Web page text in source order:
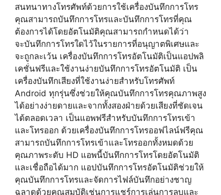
สนทนาทางโทรศัพท์ด้วยการใช้เครื่องบันทึกการโทร
คุณสามารถบันทึกการโทรและบันทึกการโทรที่คุณ
ต้องการได้โดยอัตโนมัติคุณสามารถกำหนดได้ว่า
จะบันทึกการโทรใดไว้ในรายการที่อนุญาตพิเศษและ
จะถูกละเว้น เครื่องบันทึกการโทรอัตโนมัติเป็นแอปพลิ
เคชั่นฟรีและใช้งานง่ายบันทึกการโทรอัตโนมัติ เป็น
เครื่องบันทึกเสียงที่ใช้งานง่ายสำหรับโทรศัพท์
Android ทุกรุ่นซึ่งช่วยให้คุณบันทึกการโทรคุณภาพสูง
ได้อย่างง่ายดายและจากทั้งสองฝ่ายด้วยเสียงที่ชัดเจน
ได้ตลอดเวลา เป็นแอพฟรีสำหรับบันทึกการโทรเข้า
และโทรออก ด้วยเครื่องบันทึกการโทรออฟไลน์ฟรีคุณ
สามารถบันทึกการโทรเข้าและโทรออกทั้งหมดด้วย
คุณภาพระดับ HD แอพนี้บันทึกการโทรโดยอัตโนมัติ
และเชื่อถือได้มาก แอปบันทึกการโทรอัตโนมัติช่วยให้
คุณบันทึกการโทรและจัดการไฟล์บันทึกอย่างชาญ
ฉลาดด้วยคุณสมบัติเช่นการแชร์การเล่นการลบและ